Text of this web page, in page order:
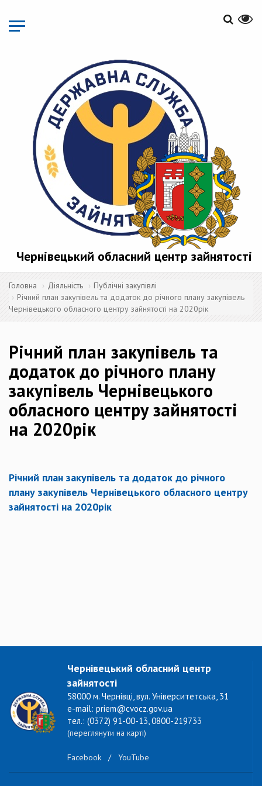
основного
матеріалу
Чернівецький обласний центр зайнятості
Головна Діяльність
Публічні закупівлі
Річний план закупівель та додаток до річного плану закупівель
Чернівецького обласного центру зайнятості на 2020рік
Річний план закупівель та
додаток до річного плану
закупівель Чернівецького
обласного центру зайнятості
на 2020рік
Річний план закупівель та додаток до річного
плану закупівель Чернівецького обласного центру
зайнятості на 2020рік
Чернівецький обласний центр
зайнятості
58000 м. Чернівці, вул. Університетська, 31
e-mail: priem@cvocz.gov.ua
тел.: (0372) 91-00-13, 0800-219733
(переглянути на карті)
Facebook / YouTube